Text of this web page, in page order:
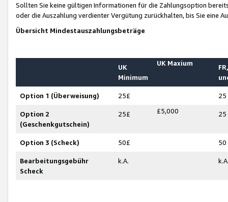
Sollten Sie keine gültigen Informationen für die Zahlungsoption
oder die Auszahlung verdienter Vergütung zurückhalten, bis Sie
Übersicht Mindestauszahlungsbeträge
UK
Minimum
UK Maxium
Option 1 (Überweisung) 25£ 25
Option 2
(Geschenkgutschein)
25£ £5,000 25
Option 3 (Scheck) 50£ 50
Bearbeitungsgebühr
Scheck
k.A.